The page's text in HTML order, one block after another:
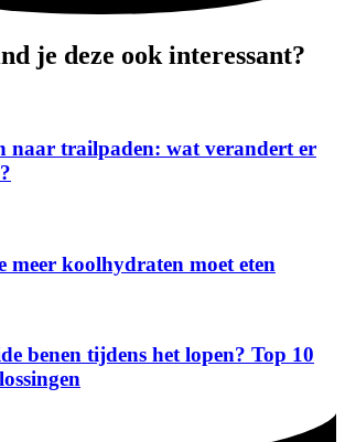
je deze ook interessant?
naar trailpaden: wat verandert er
meer koolhydraten moet eten
benen tijdens het lopen? Top 10